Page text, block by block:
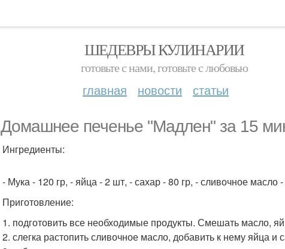
ШЕДЕВРЫ КУЛИНАРИИ
готовьте с нами, готовьте с любовью
главная новости статьи
Домашнее печенье "Мадлен" за 15
Ингредиенты:
- Мука - 120 гр, - яйца - 2 шт, - сахар - 80 гр, - сливочное масло
Приготовление:
1. подготовить все необходимые продукты. Смешать масло,
2. слегка растопить сливочное масло, добавить к нему яйца и